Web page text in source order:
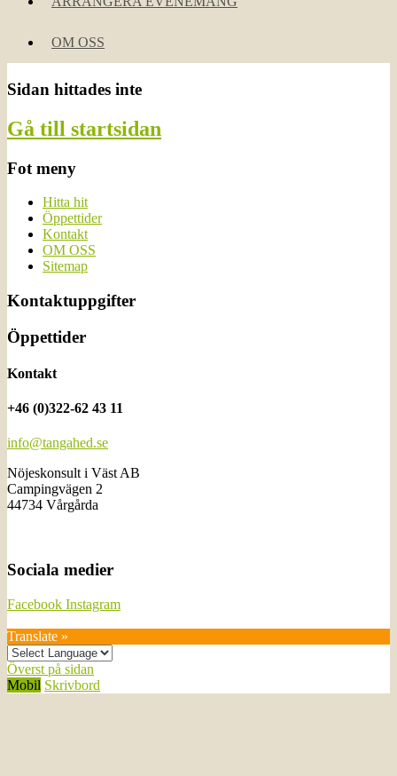
OM OSS
Sidan hittades inte
Gå till startsidan
Fot meny
Hitta hit
Öppettider
Kontakt
OM OSS
Sitemap
Kontaktuppgifter
Öppettider
Kontakt
+46 (0)322-62 43 11
info@tangahed.se
Nöjeskonsult i Väst AB
Campingvägen 2
44734 Vårgårda
Sociala medier
Facebook Instagram
Translate »
Överst på sidan
Mobil Skrivbord